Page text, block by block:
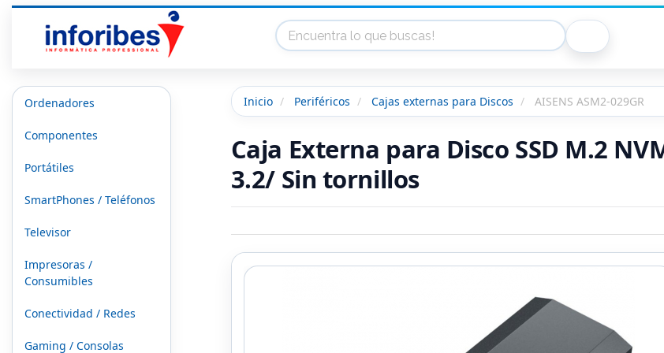
Ordenadores
Componentes
Portátiles
SmartPhones / Teléfonos
Televisor
Impresoras /
Consumibles
Conectividad / Redes
Gaming / Consolas
Inicio Periféricos Cajas externas para Discos AISENS ASM2-029GR
Caja Externa para Disco SSD M.2
3.2/ Sin tornillos